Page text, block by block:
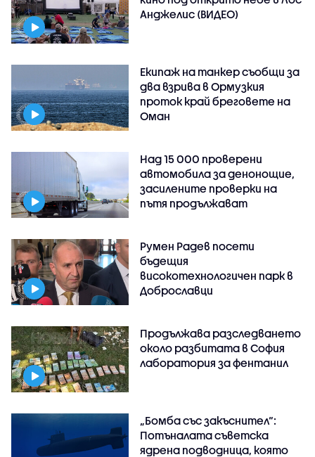
Анджелис (ВИДЕО)
Екипаж на танкер съобщи за
два взрива в Ормузкия
проток край бреговете на
Оман
Над 15 000 проверени
автомобила за денонощие,
засилените проверки на
пътя продължават
Румен Радев посети
бъдещия
високотехнологичен парк в
Доброславци
Продължава разследването
около разбитата в София
лаборатория за фентанил
„Бомба със закъснител“:
Потъналата съветска
ядрена подводница, която